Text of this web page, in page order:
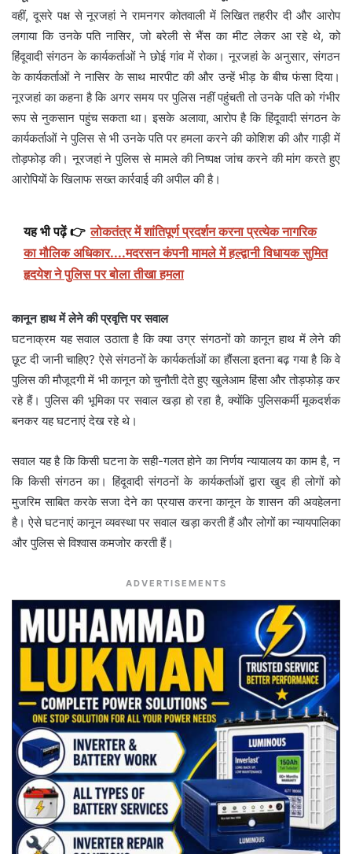
वहीं, दूसरे पक्ष से नूरजहां ने रामनगर कोतवाली में लिखित तहरीर दी और आरोप
लगाया कि उनके पति नासिर, जो बरेली से भैंस का मीट लेकर आ रहे थे, को
हिंदूवादी संगठन के कार्यकर्ताओं ने छोई गांव में रोका। नूरजहां के अनुसार, संगठन
के कार्यकर्ताओं ने नासिर के साथ मारपीट की और उन्हें भीड़ के बीच फंसा दिया।
नूरजहां का कहना है कि अगर समय पर पुलिस नहीं पहुंचती तो उनके पति को गंभीर
रूप से नुकसान पहुंच सकता था। इसके अलावा, आरोप है कि हिंदूवादी संगठन के
कार्यकर्ताओं ने पुलिस से भी उनके पति पर हमला करने की कोशिश की और गाड़ी में
तोड़फोड़ की। नूरजहां ने पुलिस से मामले की निष्पक्ष जांच करने की मांग करते हुए
आरोपियों के खिलाफ सख्त कार्रवाई की अपील की है।
यह भी पढ़ें 👉 लोकतंत्र में शांतिपूर्ण प्रदर्शन करना प्रत्येक नागरिक
का मौलिक अधिकार....मदरसन कंपनी मामले में हल्द्वानी विधायक सुमित
हृदयेश ने पुलिस पर बोला तीखा हमला
कानून हाथ में लेने की प्रवृत्ति पर सवाल
घटनाक्रम यह सवाल उठाता है कि क्या उग्र संगठनों को कानून हाथ में लेने की
छूट दी जानी चाहिए? ऐसे संगठनों के कार्यकर्ताओं का हौंसला इतना बढ़ गया है कि वे
पुलिस की मौजूदगी में भी कानून को चुनौती देते हुए खुलेआम हिंसा और तोड़फोड़ कर
रहे हैं। पुलिस की भूमिका पर सवाल खड़ा हो रहा है, क्योंकि पुलिसकर्मी मूकदर्शक
बनकर यह घटनाएं देख रहे थे।
सवाल यह है कि किसी घटना के सही-गलत होने का निर्णय न्यायालय का काम है, न
कि किसी संगठन का। हिंदूवादी संगठनों के कार्यकर्ताओं द्वारा खुद ही लोगों को
मुजरिम साबित करके सजा देने का प्रयास करना कानून के शासन की अवहेलना
है। ऐसे घटनाएं कानून व्यवस्था पर सवाल खड़ा करती हैं और लोगों का न्यायपालिका
और पुलिस से विश्वास कमजोर करती हैं।
ADVERTISEMENTS